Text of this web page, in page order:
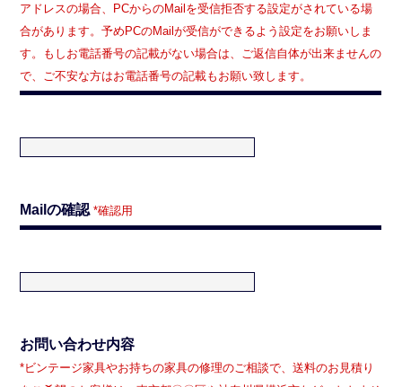
アドレスの場合、PCからのMailを受信拒否する設定がされている場
合があります。予めPCのMailが受信ができるよう設定をお願いしま
す。もしお電話番号の記載がない場合は、ご返信自体が出来ませんの
で、ご不安な方はお電話番号の記載もお願い致します。
Mailの確認*確認用
お問い合わせ内容
*ビンテージ家具やお持ちの家具の修理のご相談で、送料のお見積り